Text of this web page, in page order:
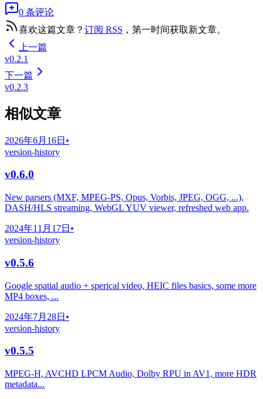
0 条评论
喜欢这篇文章？ 订阅 RSS ，第一时间获取新文章。
上一篇
v0.2.1
下一篇
v0.2.3
相似文章
2026年6月16日 •
version-history
v0.6.0
New parsers (MXF, MPEG-PS, Opus, Vorbis, JPEG, OGG, ...),
DASH/HLS streaming, WebGL YUV viewer, refreshed web app.
2024年11月17日 •
version-history
v0.5.6
Google spatial audio + sperical video, HEIC files basics, some more
MP4 boxes, ...
2024年7月28日 •
version-history
v0.5.5
MPEG-H, AVCHD LPCM Audio, Dolby RPU in AV1, more HDR
metadata...